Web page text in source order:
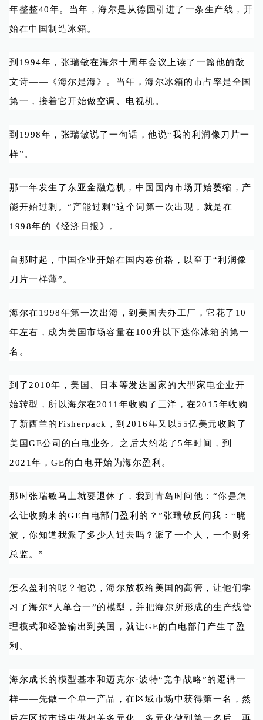
年整整40年。当年，海尔是从德国引进了一条生产线，开
始在中国制造冰箱。
到1994年，张瑞敏在海尔十周年会议上读了一篇他的散
文诗——《海尔是海》。当年，海尔冰箱的市占率是全国
第一，接着它开始做空调、电视机。
到1998年，张瑞敏说了一句话，他说“我的利润像刀片一
样”。
那一年发生了东亚金融危机，中国国内市场开始萎缩，产
能开始过剩。“产能过剩”这个词第一次出现，就是在
1998年的《经济日报》。
自那时起，中国企业开始在国内卷价格，以至于“利润像
刀片一样薄”。
海尔在1998年第一次出海，到美国去办工厂，它花了10
年左右，成为美国市场容量在100升以下迷你冰箱的第一
名。
到了2010年，美国、日本等发达国家的大型家电企业开
始转型，所以海尔在2011年收购了三洋，在2015年收购
了新西兰的Fisherpack，到2016年又以55亿美元收购了
美国GE公司的白电业务。之后大约花了5年时间，到
2021年，GE的白电开始为海尔盈利。
那时张瑞敏马上就要退休了，我到青岛时问他：“你是怎
么让收购来的GE白电部门盈利的？”张瑞敏反问我：“晓
波，你知道我派了多少人过去吗？派了一个人，一个财务
总监。”
怎么盈利的呢？他说，海尔放权给美国的高管，让他们学
习了海尔“人单合一”的模型，并把海尔所形成的生产线管
理模式和经验输出到美国，就让GE的白电部门产生了盈
利。
海尔成长的模型基本和迈克尔·波特“竞争战略”的逻辑一
样——先做一个单一产品，在区域市场中获得第一名，然